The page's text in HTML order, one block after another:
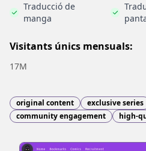
Traducció de
manga
Visitants únics mensuals:
17M
original content exclusive series
community engagement
high-